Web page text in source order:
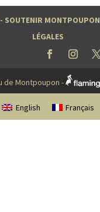
- SOUTENIR MONTPOUPON
LÉGALES
de Montpoupon -
English Français